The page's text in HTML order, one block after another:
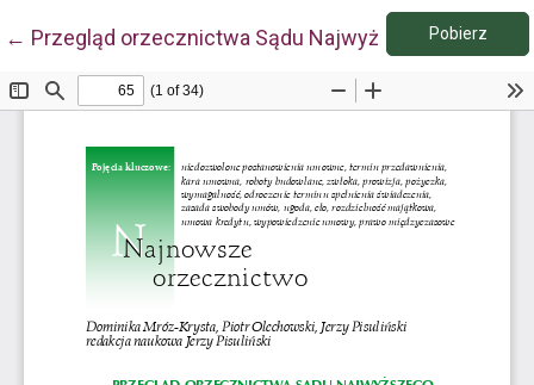
← Wróć do szczegółów artykułu
Przegląd orzecznictwa Sądu Najwyższego wPobierz